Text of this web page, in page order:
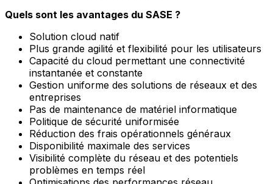
Quels sont les avantages du SASE ?
Solution cloud natif
Plus grande agilité et flexibilité pour les utilisateurs
Capacité du cloud permettant une connectivité
instantanée et constante
Gestion uniforme des solutions de réseaux et des
entreprises
Pas de maintenance de matériel informatique
Politique de sécurité uniformisée
Réduction des frais opérationnels généraux
Disponibilité maximale des services
Visibilité complète du réseau et des potentiels
problèmes en temps réel